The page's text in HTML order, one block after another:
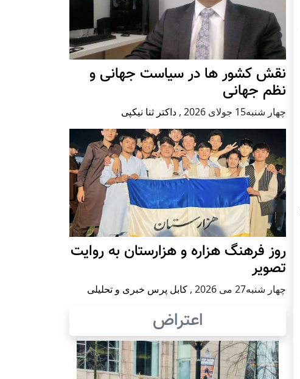
نقش کشور ها در سیاست جهانی و
نظم جهانی
چهار شنبه15 جولای 2026 , داکتر ثنا نیکپی
روز فرهنگ هزاره و هزارستان به روایت
تصویر
چهار شنبه27 می 2026 , کابل پرس خبری و تحلیلی
اعتراض